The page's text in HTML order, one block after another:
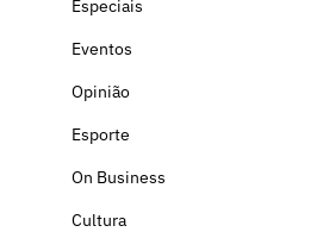
Especiais
Eventos
Opinião
Esporte
On Business
Cultura